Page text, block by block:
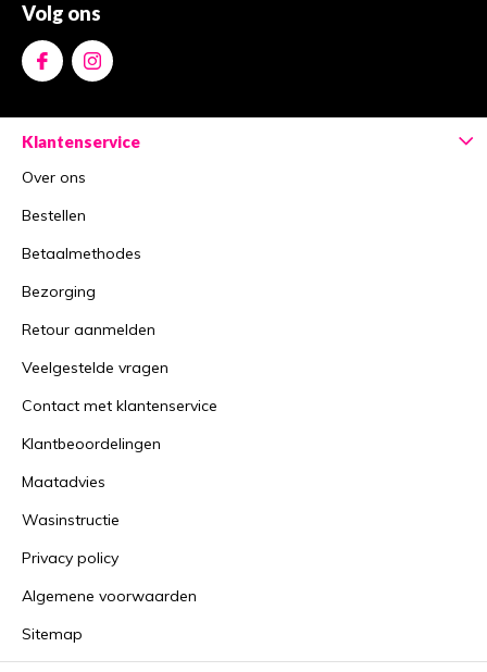
Volg ons
Klantenservice
Over ons
Bestellen
Betaalmethodes
Bezorging
Retour aanmelden
Veelgestelde vragen
Contact met klantenservice
Klantbeoordelingen
Maatadvies
Wasinstructie
Privacy policy
Algemene voorwaarden
Sitemap